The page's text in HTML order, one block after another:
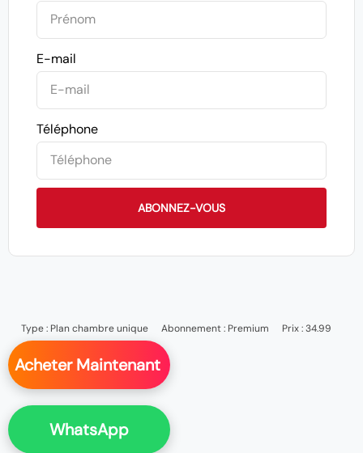
E-mail
Téléphone
ABONNEZ-VOUS
Type : Plan chambre unique Abonnement : Premium Prix : 34.99
Acheter Maintenant
WhatsApp